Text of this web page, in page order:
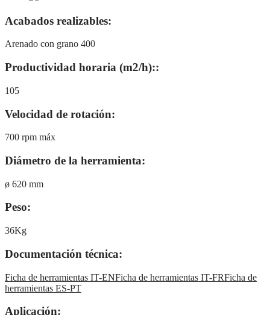
Acabados realizables:
Arenado con grano 400
Productividad horaria (m2/h)::
105
Velocidad de rotación:
700 rpm máx
Diámetro de la herramienta:
ø 620 mm
Peso:
36Kg
Documentación técnica:
Ficha de herramientas IT-ENFicha de herramientas IT-FRFicha de
herramientas ES-PT
Aplicación: